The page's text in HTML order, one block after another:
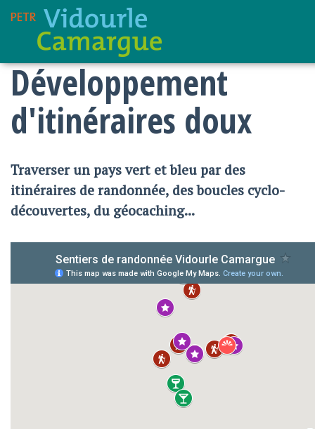
Développement
d'itinéraires doux
Traverser un pays vert et bleu par des
itinéraires de randonnée, des boucles cyclo-
découvertes, du géocaching...